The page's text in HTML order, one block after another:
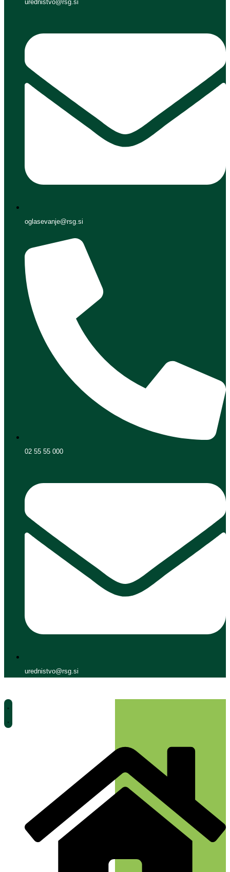
urednistvo@rsg.si
oglasevanje@rsg.si
02 55 55 000
urednistvo@rsg.si